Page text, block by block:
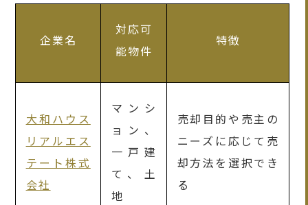
企業名
対応可
能物件
特徴
大和ハウス
リアルエス
テート株式
会社
マンシ
ョン、
一戸建
て、土
地
売却目的や売主の
ニーズに応じて売
却方法を選択でき
る